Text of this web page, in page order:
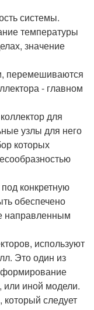
системы.
температуры
значение
перемешиваются
- главном
для
узлы для него
которых
конкретную
обеспечено
направленным
используют
Это один из
иной модели.
следует